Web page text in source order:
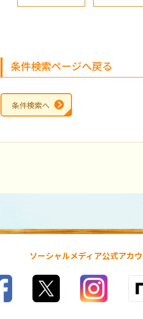
条件検索ページへ戻る
条件検索へ
ソーシャルメディア公式アカ